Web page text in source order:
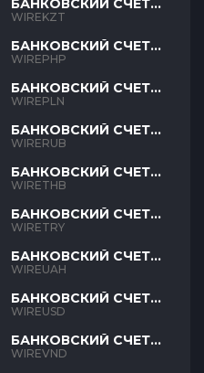
БАНКОВСКИЙ СЧЕТ
KZT
WIREKZT
БАНКОВСКИЙ СЧЕТ
PHP
WIREPHP
БАНКОВСКИЙ СЧЕТ
PLN
WIREPLN
БАНКОВСКИЙ СЧЕТ
RUB
WIRERUB
БАНКОВСКИЙ СЧЕТ
THB
WIRETHB
БАНКОВСКИЙ СЧЕТ
TRY
WIRETRY
БАНКОВСКИЙ СЧЕТ
UAH
WIREUAH
БАНКОВСКИЙ СЧЕТ
USD
WIREUSD
БАНКОВСКИЙ СЧЕТ
VND
WIREVND